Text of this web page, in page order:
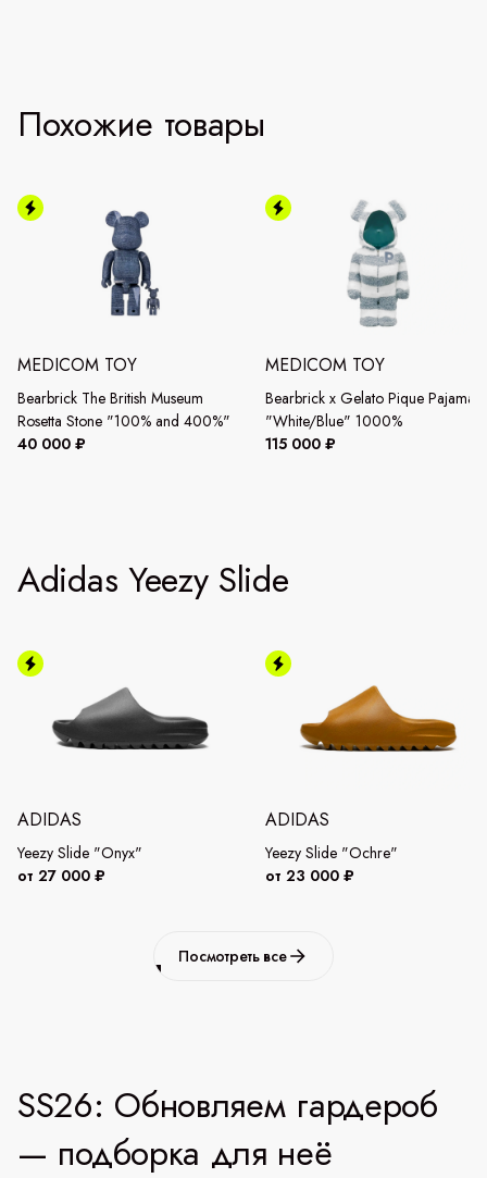
Похожие товары
MEDICOM TOY
Bearbrick The British Museum
Rosetta Stone "100% and 400%"
40 000 ₽
MEDICOM TOY
Bearbrick x Gelato Pique Pajamas
"White/Blue" 1000%
115 000 ₽
Adidas Yeezy Slide
ADIDAS
Yeezy Slide "Onyx"
от 27 000 ₽
ADIDAS
Yeezy Slide "Ochre"
от 23 000 ₽
Посмотреть все
SS26: Обновляем гардероб
— подборка для неё